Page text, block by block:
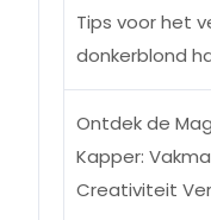
Tips voor het
donkerblond
Ontdek de
Kapper:
Creativiteit